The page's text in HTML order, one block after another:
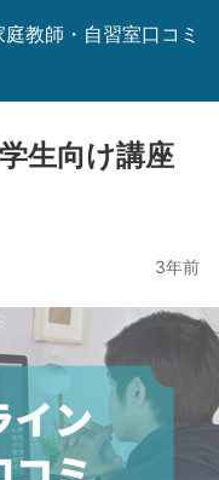
教師・自習室口コミ
生向け講座
3年前